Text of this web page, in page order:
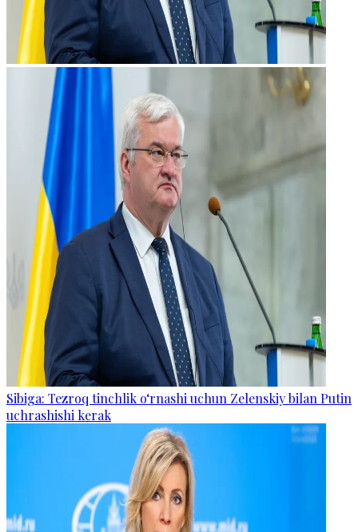
Sibiga: Tezroq tinchlik o‘rnashi uchun Zelenskiy bilan Putin
uchrashishi kerak